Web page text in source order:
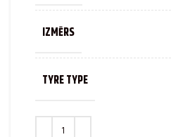
IZMĒRS
TYRE TYPE